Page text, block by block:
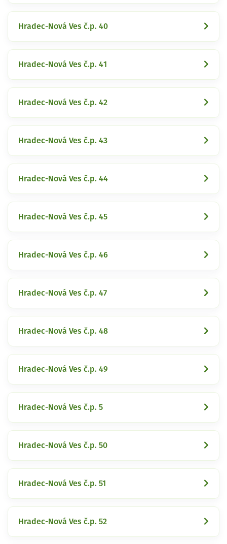
Hradec-Nová Ves č.p. 40
Hradec-Nová Ves č.p. 41
Hradec-Nová Ves č.p. 42
Hradec-Nová Ves č.p. 43
Hradec-Nová Ves č.p. 44
Hradec-Nová Ves č.p. 45
Hradec-Nová Ves č.p. 46
Hradec-Nová Ves č.p. 47
Hradec-Nová Ves č.p. 48
Hradec-Nová Ves č.p. 49
Hradec-Nová Ves č.p. 5
Hradec-Nová Ves č.p. 50
Hradec-Nová Ves č.p. 51
Hradec-Nová Ves č.p. 52